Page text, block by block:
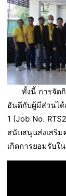
ทั้งนี้ การจัดกิจ
อันดีกับผู้มีส่วนไ
1 (Job No.
สนับสนุนส่งเสริ
เกิดการยอมรับใ